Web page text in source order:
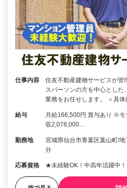
仕事内容
住友不動産建物サービスが管
スパーソンの方を中心とした
業務をお任せします。 ＜具
給与
月給166,500円 賞与あり ※
収2,078,000…
勤務地
宮城県仙台市青葉区葉山町/
分
応募資格 ★未経験OK！中高年活躍中！